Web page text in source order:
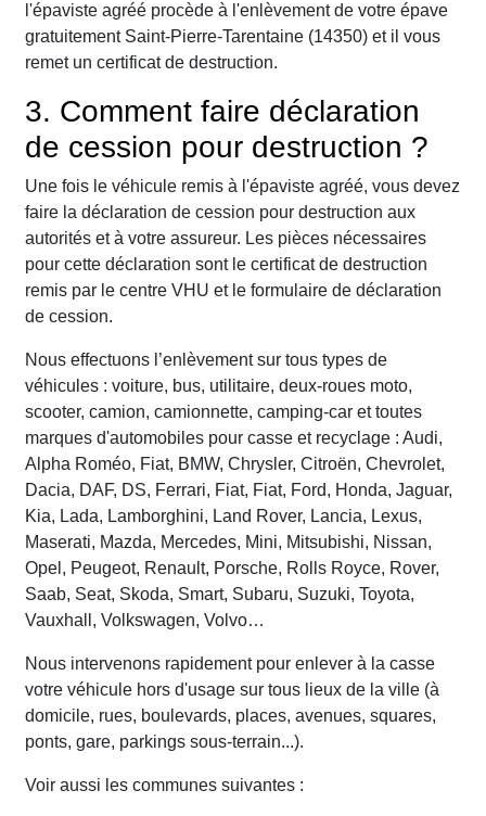
l'épaviste agréé procède à l'enlèvement de votre épave
gratuitement Saint-Pierre-Tarentaine (14350) et il vous
remet un certificat de destruction.
3. Comment faire déclaration
de cession pour destruction ?
Une fois le véhicule remis à l'épaviste agréé, vous devez
faire la déclaration de cession pour destruction aux
autorités et à votre assureur. Les pièces nécessaires
pour cette déclaration sont le certificat de destruction
remis par le centre VHU et le formulaire de déclaration
de cession.
Nous effectuons l’enlèvement sur tous types de
véhicules : voiture, bus, utilitaire, deux-roues moto,
scooter, camion, camionnette, camping-car et toutes
marques d'automobiles pour casse et recyclage : Audi,
Alpha Roméo, Fiat, BMW, Chrysler, Citroën, Chevrolet,
Dacia, DAF, DS, Ferrari, Fiat, Fiat, Ford, Honda, Jaguar,
Kia, Lada, Lamborghini, Land Rover, Lancia, Lexus,
Maserati, Mazda, Mercedes, Mini, Mitsubishi, Nissan,
Opel, Peugeot, Renault, Porsche, Rolls Royce, Rover,
Saab, Seat, Skoda, Smart, Subaru, Suzuki, Toyota,
Vauxhall, Volkswagen, Volvo…
Nous intervenons rapidement pour enlever à la casse
votre véhicule hors d'usage sur tous lieux de la ville (à
domicile, rues, boulevards, places, avenues, squares,
ponts, gare, parkings sous-terrain...).
Voir aussi les communes suivantes :